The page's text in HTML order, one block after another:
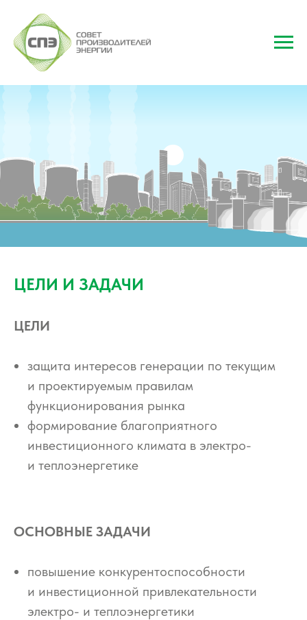
ЦЕЛИ И ЗАДАЧИ
ЦЕЛИ
защита интересов генерации по текущим
и проектируемым правилам
функционирования рынка
формирование благоприятного
инвестиционного климата в электро-
и теплоэнергетике
ОСНОВНЫЕ ЗАДАЧИ
повышение конкурентоспособности
и инвестиционной привлекательности
электро- и теплоэнергетики